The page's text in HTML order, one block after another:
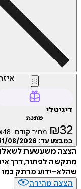
דיגיטלי
מתנה
₪32 מחיר קודם: 48
במבצע עד: 08/2026
הצצה משעשעת
מתקשה לפתור, דרך
שהלא-ידוע מרתק כמו
הצצה מהירה